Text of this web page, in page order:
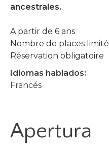
ancestrales.
A partir de 6 ans
Nombre de places limité
Réservation obligatoire
Idiomas hablados:
Francés
Apertura